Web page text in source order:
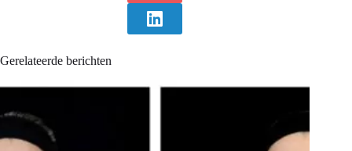
Gerelateerde berichten